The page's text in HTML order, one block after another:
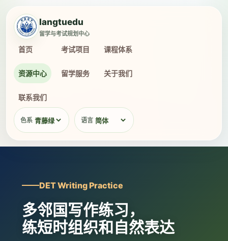
langtuedu
留学与考试规划中心
首页 考试项目 课程体系
资源中心 留学服务 关于我们
联系我们
色系 语言
DET Writing Practice
多邻国写作练习，
练短时组织和自然表达